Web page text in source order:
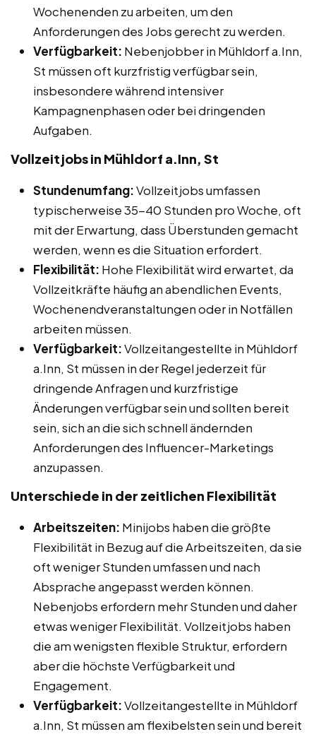
Wochenenden zu arbeiten, um den
Anforderungen des Jobs gerecht zu werden.
Verfügbarkeit: Nebenjobber in Mühldorf a.Inn,
St müssen oft kurzfristig verfügbar sein,
insbesondere während intensiver
Kampagnenphasen oder bei dringenden
Aufgaben.
Vollzeitjobs in Mühldorf a.Inn, St
Stundenumfang:Vollzeitjobs umfassen
typischerweise 35-40 Stunden pro Woche, oft
mit der Erwartung, dass Überstunden gemacht
werden, wenn es die Situation erfordert.
Flexibilität: Hohe Flexibilität wird erwartet, da
Vollzeitkräfte häufig an abendlichen Events,
Wochenendveranstaltungen oder in Notfällen
arbeiten müssen.
Verfügbarkeit:Vollzeitangestellte in Mühldorf
a.Inn, St müssen in der Regel jederzeit für
dringende Anfragen und kurzfristige
Änderungen verfügbar sein und sollten bereit
sein, sich an die sich schnell ändernden
Anforderungen des Influencer-Marketings
anzupassen.
Unterschiede in der zeitlichen Flexibilität
Arbeitszeiten: Minijobs haben die größte
Flexibilität in Bezug auf die Arbeitszeiten, da sie
oft weniger Stunden umfassen und nach
Absprache angepasst werden können.
Nebenjobs erfordern mehr Stunden und daher
etwas weniger Flexibilität. Vollzeitjobs haben
die am wenigsten flexible Struktur, erfordern
aber die höchste Verfügbarkeit und
Engagement.
Verfügbarkeit:Vollzeitangestellte in Mühldorf
a.Inn, St müssen am flexibelsten sein und bereit